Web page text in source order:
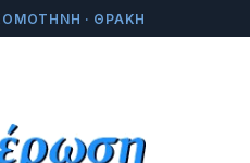
· ΘΡΑΚΗ